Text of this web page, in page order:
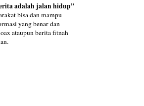
adalah jalan hidup”
bisa dan mampu
yang benar dan
ataupun berita fitnah